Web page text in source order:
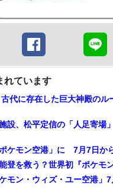
れています
代に存在した巨大神殿のル
設、松平定信の「人足寄場」
ケモン空港」に 7月7日か
に「わく...
登を救う？世界初『ポケモ
着 能登半...
モン・ウィズ・ユー空港」